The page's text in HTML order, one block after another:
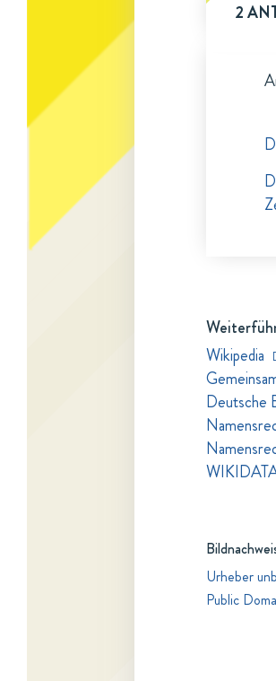
2
Wikipedia
Deutsche
Urheber
Public